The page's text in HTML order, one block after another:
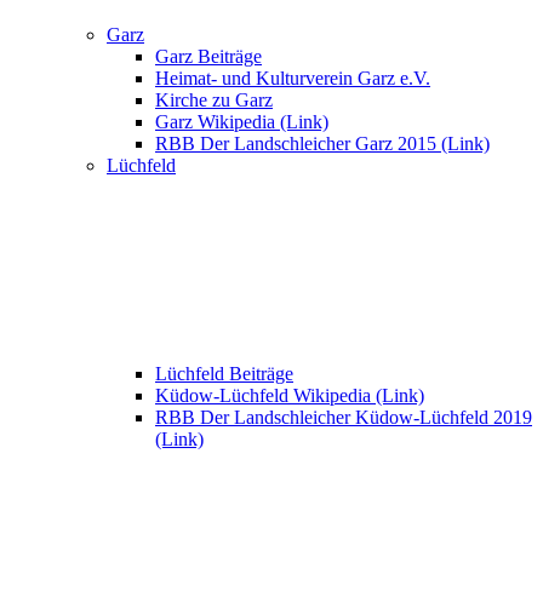
Garz
Garz Beiträge
Heimat- und Kulturverein Garz e.V.
Kirche zu Garz
Garz Wikipedia (Link)
RBB Der Landschleicher Garz 2015 (Link)
Lüchfeld
Lüchfeld Beiträge
Küdow-Lüchfeld Wikipedia (Link)
RBB Der Landschleicher Küdow-Lüchfeld 2019
(Link)